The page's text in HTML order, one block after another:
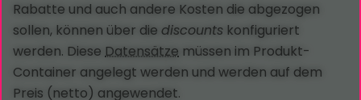
Rabatte und auch andere Kosten die abgezogen
sollen, können über die discounts konfiguriert
werden. Diese Datensätze müssen im Produkt-
Container angelegt werden und werden auf dem
Preis (netto) angewendet.